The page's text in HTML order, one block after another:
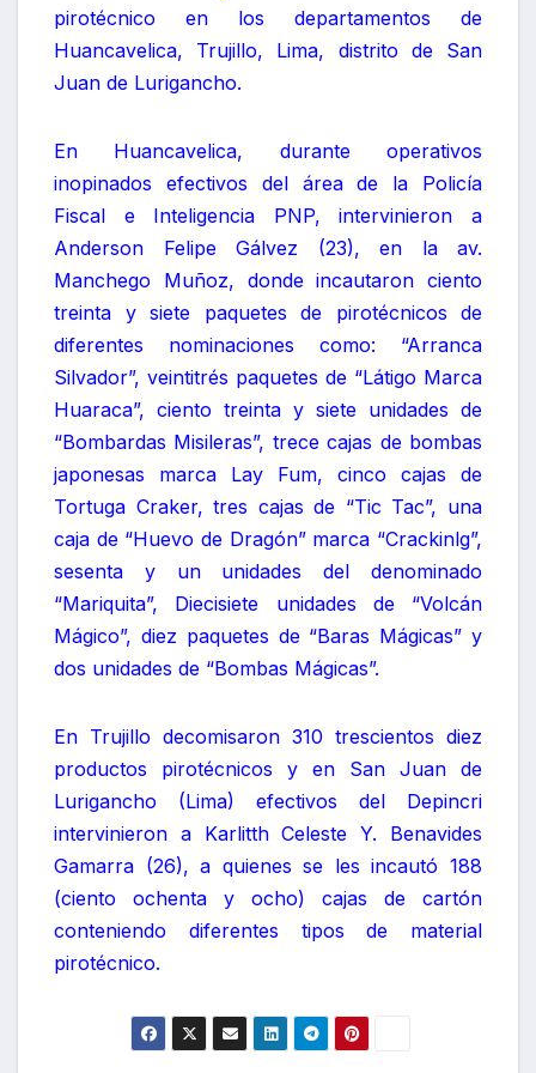
pirotécnico en los departamentos de
Huancavelica, Trujillo, Lima, distrito de San
Juan de Lurigancho.
En Huancavelica, durante operativos
inopinados efectivos del área de la Policía
Fiscal e Inteligencia PNP, intervinieron a
Anderson Felipe Gálvez (23), en la av.
Manchego Muñoz, donde incautaron ciento
treinta y siete paquetes de pirotécnicos de
diferentes nominaciones como: “Arranca
Silvador”, veintitrés paquetes de “Látigo Marca
Huaraca”, ciento treinta y siete unidades de
“Bombardas Misileras”, trece cajas de bombas
japonesas marca Lay Fum, cinco cajas de
Tortuga Craker, tres cajas de “Tic Tac”, una
caja de “Huevo de Dragón” marca “Crackinlg”,
sesenta y un unidades del denominado
“Mariquita”, Diecisiete unidades de “Volcán
Mágico”, diez paquetes de “Baras Mágicas” y
dos unidades de “Bombas Mágicas”.
En Trujillo decomisaron 310 trescientos diez
productos pirotécnicos y en San Juan de
Lurigancho (Lima) efectivos del Depincri
intervinieron a Karlitth Celeste Y. Benavides
Gamarra (26), a quienes se les incautó 188
(ciento ochenta y ocho) cajas de cartón
conteniendo diferentes tipos de material
pirotécnico.